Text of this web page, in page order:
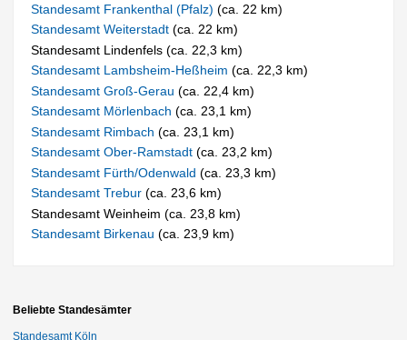
Standesamt Frankenthal (Pfalz)(ca. 22 km)
Standesamt Weiterstadt(ca. 22 km)
Standesamt Lindenfels (ca. 22,3 km)
Standesamt Lambsheim-Heßheim(ca. 22,3 km)
Standesamt Groß-Gerau(ca. 22,4 km)
Standesamt Mörlenbach(ca. 23,1 km)
Standesamt Rimbach(ca. 23,1 km)
Standesamt Ober-Ramstadt(ca. 23,2 km)
Standesamt Fürth/Odenwald(ca. 23,3 km)
Standesamt Trebur(ca. 23,6 km)
Standesamt Weinheim (ca. 23,8 km)
Standesamt Birkenau(ca. 23,9 km)
Beliebte Standesämter
Standesamt Köln